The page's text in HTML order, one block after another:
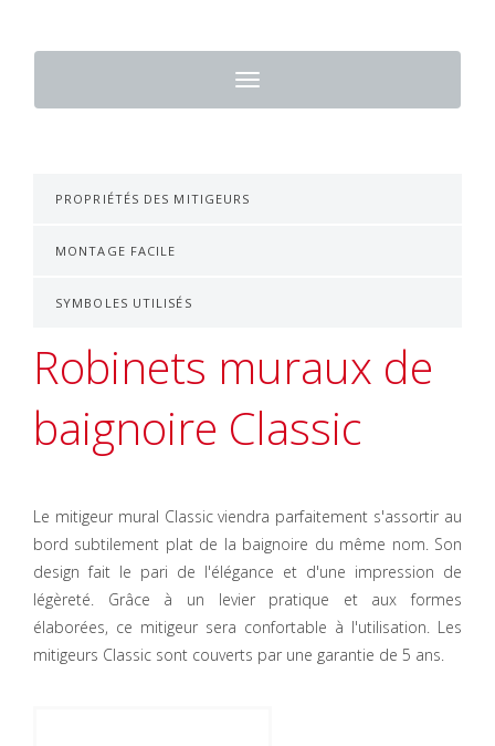
Toggle
navigation
PROPRIÉTÉS DES MITIGEURS
MONTAGE FACILE
SYMBOLES UTILISÉS
Robinets muraux de
baignoire Classic
Le mitigeur mural Classic viendra parfaitement s'assortir au
bord subtilement plat de la baignoire du même nom. Son
design fait le pari de l'élégance et d'une impression de
légèreté. Grâce à un levier pratique et aux formes
élaborées, ce mitigeur sera confortable à l'utilisation. Les
mitigeurs Classic sont couverts par une garantie de 5 ans.